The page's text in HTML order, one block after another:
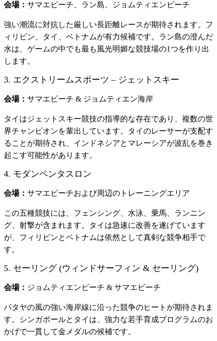
会場： サマエビーチ、ラン島、ジョムティエンビーチ
強い潮流に対抗した厳しい長距離レースが期待されます。フ
ィリピン、タイ、ベトナムが有力候補です。ラン島の澄んだ
水は、ゲームの中でも最も風光明媚な競技場の1つを作り出
します。
3. エクストリームスポーツ – ジェットスキー
会場： サマエビーチ & ジョムティエン海岸
タイはジェットスキー競技の指導的な存在であり、複数の世
界チャンピオンを輩出しています。タイのレーサーが支配す
ることが期待され、インドネシアとマレーシアが波乱を巻き
起こす可能性があります。
4. モダンペンタスロン
会場： サマエビーチおよび周辺のトレーニングエリア
この五種競技には、フェンシング、水泳、乗馬、ランニン
グ、射撃が含まれます。タイは急速に改善を遂げています
が、フィリピンとベトナムは依然として真剣な競争相手で
す。
5. セーリング (ウィンドサーフィン & セーリング)
会場： ジョムティエンビーチ & サマエビーチ
パタヤの風の強い海岸線に沿った競争のヒートが期待されま
す。シンガポールとタイは、強力な若手育成プログラムのお
かげで一貫して金メダルの候補です。